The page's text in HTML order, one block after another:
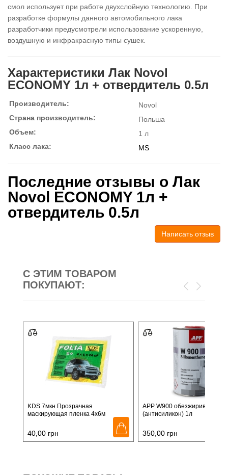
смол использует при работе двухслойную технологию. При
разработке формулы данного автомобильного лака
разработчики предусмотрели использование ускоренную,
воздушную и инфракрасную типы сушек.
Характеристики Лак Novol
ECONOMY 1л + отвердитель 0.5л
Производитель:
Novol
Страна производитель:
Польша
Объем:
1 л
Класс лака:
MS
Последние отзывы о Лак
Novol ECONOMY 1л +
отвердитель 0.5л
Написать отзыв
С ЭТИМ ТОВАРОМ
ПОКУПАЮТ:
KDS 7мкн Прозрачная
маскирующая пленка 4х6м
40,00 грн
APP W900 обезжириватель
(антисиликон) 1л
350,00 грн